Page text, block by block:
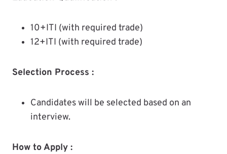
10+ITI (with required trade)
12+ITI (with required trade)
Selection Process :
Candidates will be selected based on an
interview.
How to Apply :